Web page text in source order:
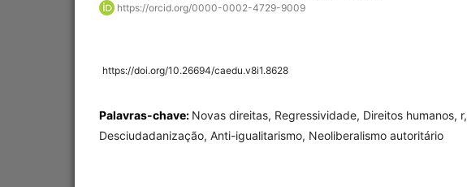
https://orcid.org/0000-0002-4729-9009
https://doi.org/10.26694/caedu.v8i1.8628
Palavras-chave: Novas direitas, Regressividade, Direitos humanos, r,
Desciudadanização, Anti-igualitarismo, Neoliberalismo autoritário